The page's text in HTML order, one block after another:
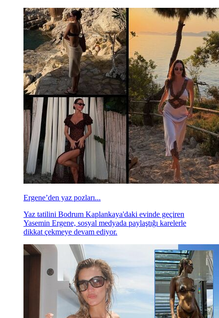
Ergene’den yaz pozları...
Yaz tatilini Bodrum Kaplankaya'daki evinde geçiren
Yasemin Ergene, sosyal medyada paylaştığı karelerle
dikkat çekmeye devam ediyor.